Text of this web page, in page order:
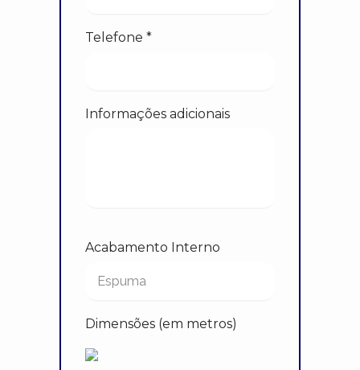
Telefone *
Informações adicionais
Acabamento Interno
Dimensões (em metros)